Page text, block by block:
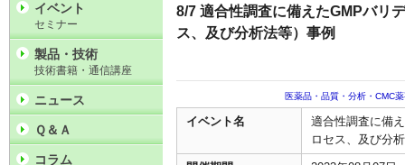
8/7 適合性調査に備えたGMPバリ
ス、及び分析法等）事例
医薬品・品質・分析・CMC
イベント名
適合性調査に備
ロセス、及び分
イベント
セミナー
製品・技術
技術書籍・通信講座
ニュース
Ｑ＆Ａ
コラム